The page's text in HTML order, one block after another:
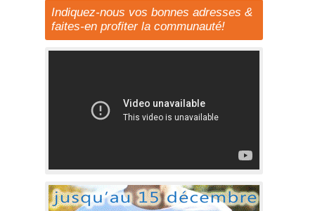
Indiquez-nous vos bonnes adresses &
faites-en profiter la communauté!